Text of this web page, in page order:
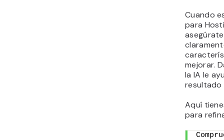
Cuando
para
mejorar.
la IA le
resultado
Aquí
para